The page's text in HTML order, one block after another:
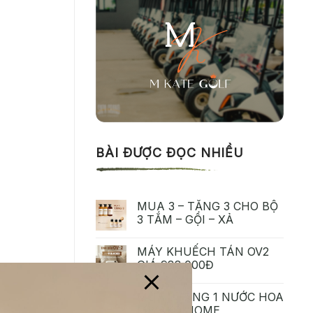
BÀI ĐƯỢC ĐỌC NHIỀU
MUA 3 – TẶNG 3 CHO BỘ
3 TẮM – GỘI – XẢ
MÁY KHUẾCH TÁN OV2
GIÁ 988.000Đ
MUA 1 TẶNG 1 NƯỚC HOA